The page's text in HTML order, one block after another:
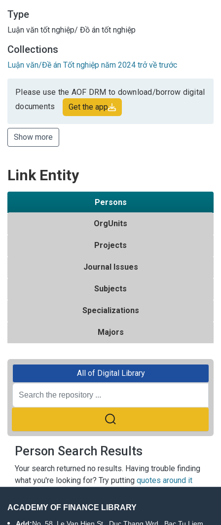
Type
Luận văn tốt nghiệp/ Đồ án tốt nghiệp
Collections
Luận văn/Đề án Tốt nghiệp năm 2024 trở về trước
Please use the AOF DRM to download/borrow digital
documents
Get the app
Show more
Link Entity
Persons
OrgUnits
Projects
Journal Issues
Subjects
Specializations
Majors
All of Digital Library
Person Search Results
Your search returned no results. Having trouble finding
what you're looking for? Try putting quotes around it
ACADEMY OF FINANCE LIBRARY